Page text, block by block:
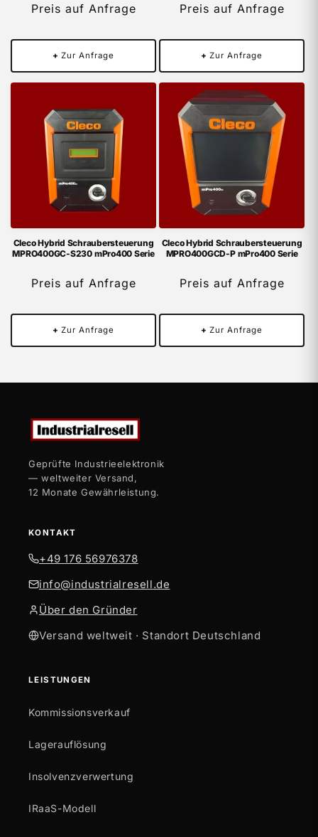
Preis auf Anfrage
+ Zur Anfrage
Preis auf Anfrage
+ Zur Anfrage
Cleco Hybrid Schraubersteuerung
MPRO400GC-S230 mPro400 Serie
Preis auf Anfrage
+ Zur Anfrage
Cleco Hybrid Schraubersteuerung
MPRO400GCD-P mPro400 Serie
Preis auf Anfrage
+ Zur Anfrage
Geprüfte Industrieelektronik
— weltweiter Versand,
12 Monate Gewährleistung.
KONTAKT
+49 176 56976378
info@industrialresell.de
Über den Gründer
Versand weltweit · Standort Deutschland
LEISTUNGEN
Kommissionsverkauf
Lagerauflösung
Insolvenzverwertung
IRaaS-Modell